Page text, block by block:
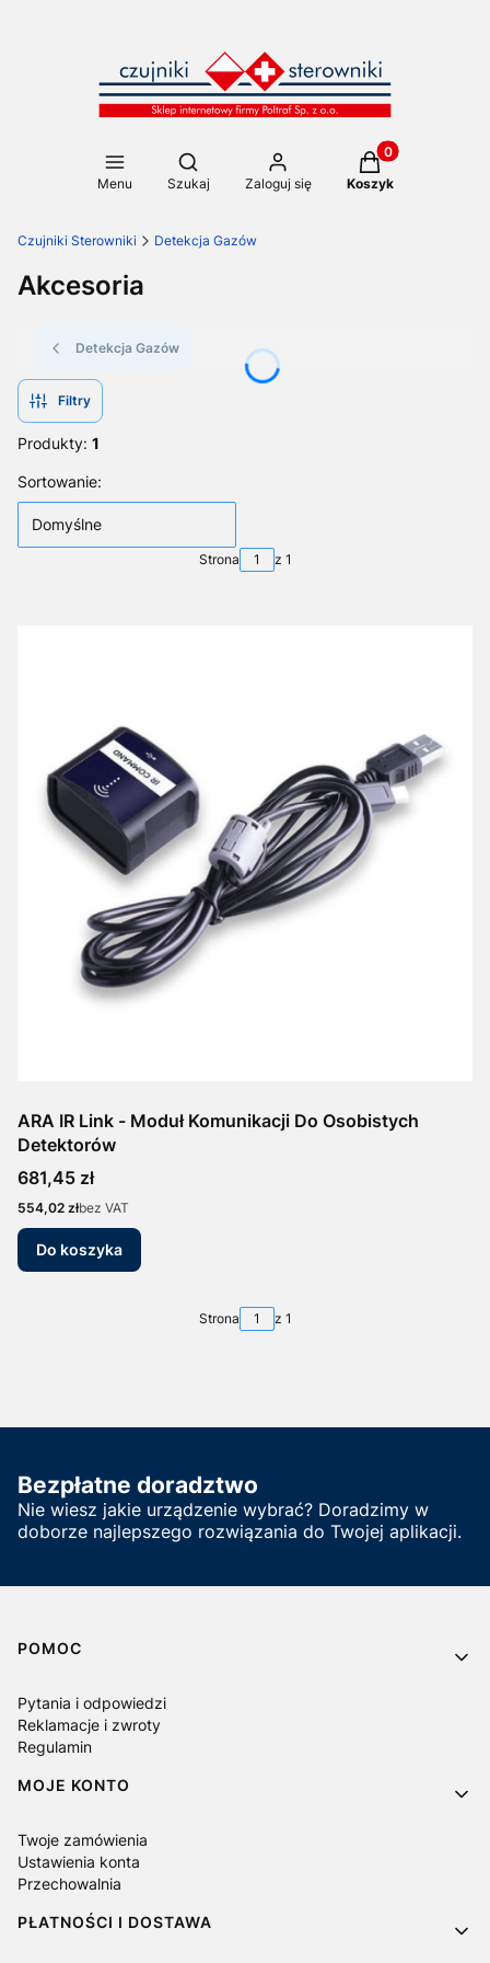
Menu
Otwórz wyszukiwarkę
Szukaj Zaloguj się
Produkty w
Koszyk
Czujniki Sterowniki Detekcja Gazów
Akcesoria
Detekcja Gazów
Filtry
Produkty: 1
Lista produktów
Sortowanie:
Domyślne
Strona z 1
ARA IR Link - Moduł Komunikacji Do Osobistych
Detektorów
Cena
681,45 zł
Cena
554,02 złbez VAT
Do koszyka
Strona z 1
Bezpłatne doradztwo
Nie wiesz jakie urządzenie wybrać? Doradzimy w
doborze najlepszego rozwiązania do Twojej aplikacji.
Linki w stopce
POMOC
Pytania i odpowiedzi
Reklamacje i zwroty
Regulamin
MOJE KONTO
Twoje zamówienia
Ustawienia konta
Przechowalnia
PŁATNOŚCI I DOSTAWA